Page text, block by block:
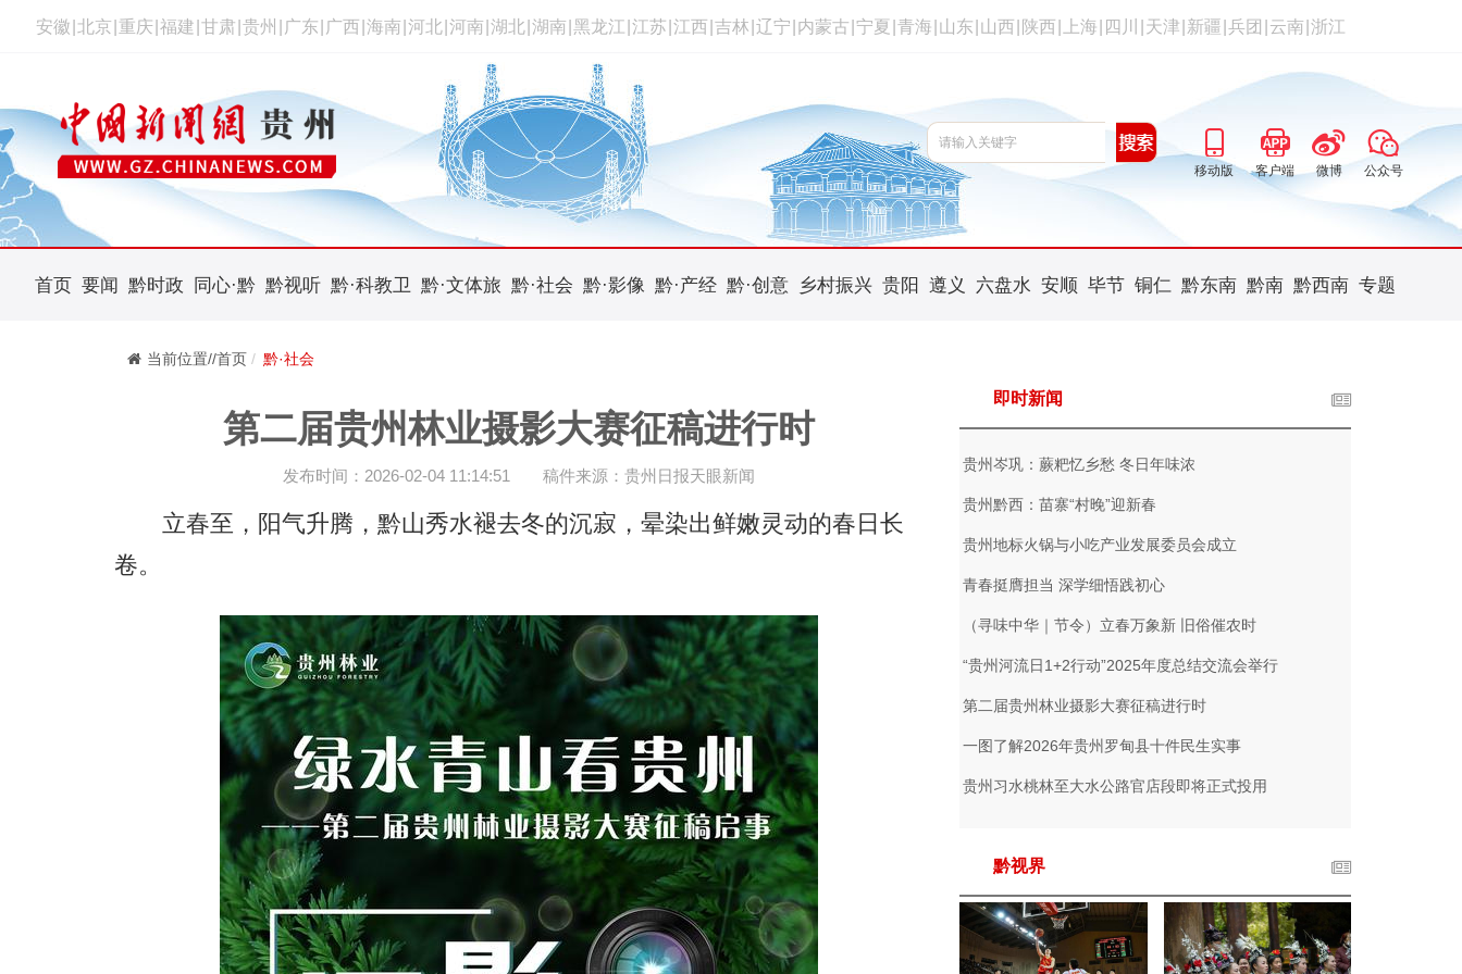
安徽 北京 重庆 福建 甘肃 贵州 广东 广西 海南 河北 河南 湖北 湖南 黑龙江 江苏 江西 吉林 辽宁 内蒙古 宁夏 青海 山东 山西 陕西 上海 四川 天津 新疆 兵团 云南 浙江
移动版 客户端 微博 公众号
首页 要闻 黔时政 同心·黔 黔视听 黔·科教卫 黔·文体旅 黔·社会 黔·影像 黔·产经 黔·创意 乡村振兴 贵阳 遵义 六盘水 安顺 毕节 铜仁 黔东南 黔南 黔西南 专题
当前位置//首页 黔·社会
第二届贵州林业摄影大赛征稿进行时
发布时间：2026-02-04 11:14:51 稿件来源：贵州日报天眼新闻
立春至，阳气升腾，黔山秀水褪去冬的沉寂，晕染出鲜嫩灵动的春日长
卷。
即时新闻
贵州岑巩：蕨粑忆乡愁 冬日年味浓
贵州黔西：苗寨“村晚”迎新春
贵州地标火锅与小吃产业发展委员会成立
青春挺膺担当 深学细悟践初心
（寻味中华｜节令）立春万象新 旧俗催农时
“贵州河流日1+2行动”2025年度总结交流会举行
第二届贵州林业摄影大赛征稿进行时
一图了解2026年贵州罗甸县十件民生实事
贵州习水桃林至大水公路官店段即将正式投用
黔视界